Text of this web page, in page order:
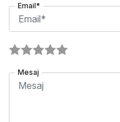
Email*
Mesaj